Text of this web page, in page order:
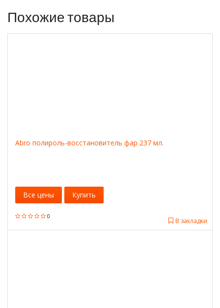
Похожие товары
Abro полироль-восстановитель фар 237 мл.
0
В закладки
Все цены Купить